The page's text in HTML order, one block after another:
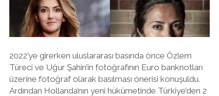
twitterfacebook
instagram
2022’ye girerken uluslararası basında önce Özlem
Türeci ve Uğur Şahin’in fotoğrafının Euro banknotları
üzerine fotoğraf olarak basılması önerisi konuşuldu.
Ardından Hollanda’nın yeni hükümetinde Türkiye’den 2